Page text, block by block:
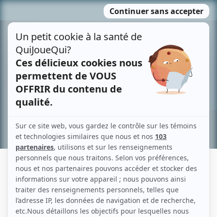
MENU
contenu
Recherche avancée »
RANIA ASSAD LAHLOU
Liens
Fiche de Rania Assad Lahlou sur Showbizz.net